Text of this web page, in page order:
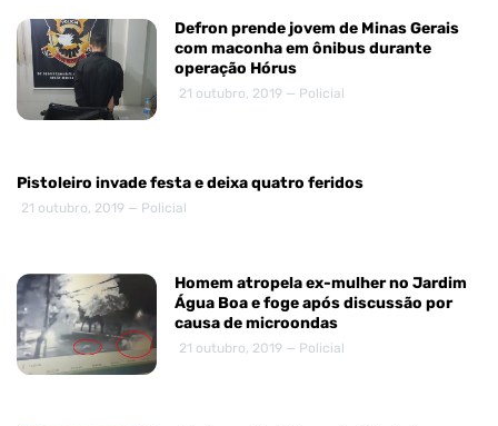
Defron prende jovem de Minas Gerais
com maconha em ônibus durante
operação Hórus
21 outubro, 2019 — Policial
Pistoleiro invade festa e deixa quatro feridos
21 outubro, 2019 — Policial
Homem atropela ex-mulher no Jardim
Água Boa e foge após discussão por
causa de microondas
21 outubro, 2019 — Policial